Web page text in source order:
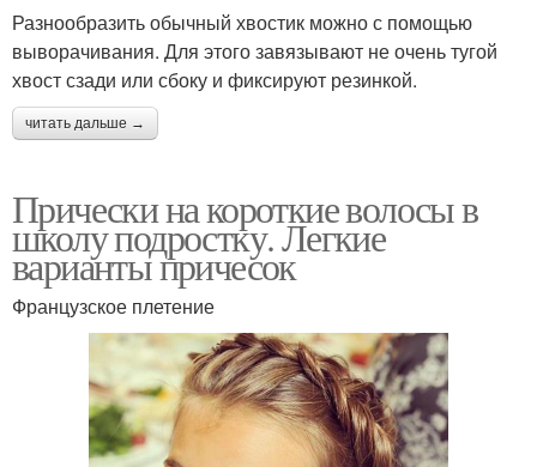
Разнообразить обычный хвостик можно с помощью
выворачивания. Для этого завязывают не очень тугой
хвост сзади или сбоку и фиксируют резинкой.
читать дальше →
Прически на короткие волосы в
школу подростку. Легкие
варианты причесок
Французское плетение